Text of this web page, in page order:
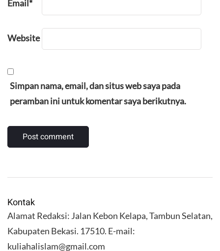
Email*
Website
Simpan nama, email, dan situs web saya pada
peramban ini untuk komentar saya berikutnya.
Kontak
Alamat Redaksi: Jalan Kebon Kelapa, Tambun Selatan,
Kabupaten Bekasi. 17510. E-mail:
kuliahalislam@gmail.com